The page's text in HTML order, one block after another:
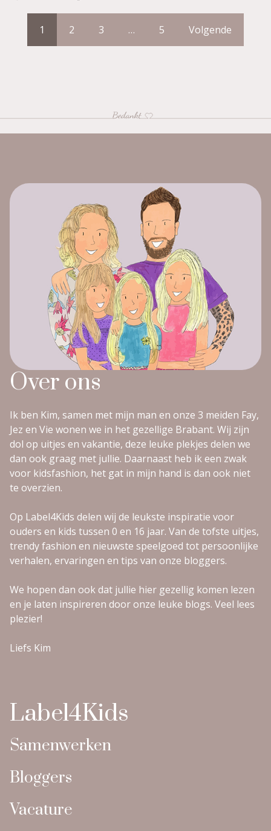
1 2 3 … 5 Volgende
Over ons
Ik ben Kim, samen met mijn man en onze 3 meiden Fay,
Jez en Vie wonen we in het gezellige Brabant. Wij zijn
dol op uitjes en vakantie, deze leuke plekjes delen we
dan ook graag met jullie. Daarnaast heb ik een zwak
voor kidsfashion, het gat in mijn hand is dan ook niet
te overzien.
Op Label4Kids delen wij de leukste inspiratie voor
ouders en kids tussen 0 en 16 jaar. Van de tofste uitjes,
trendy fashion en nieuwste speelgoed tot persoonlijke
verhalen, ervaringen en tips van onze bloggers.
We hopen dan ook dat jullie hier gezellig komen lezen
en je laten inspireren door onze leuke blogs. Veel lees
plezier!
Liefs Kim
Label4Kids
Samenwerken
Bloggers
Vacature